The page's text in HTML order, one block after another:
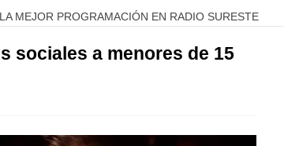
MEJOR PROGRAMACIÓN EN RADIO SURESTE
sociales a menores de 15